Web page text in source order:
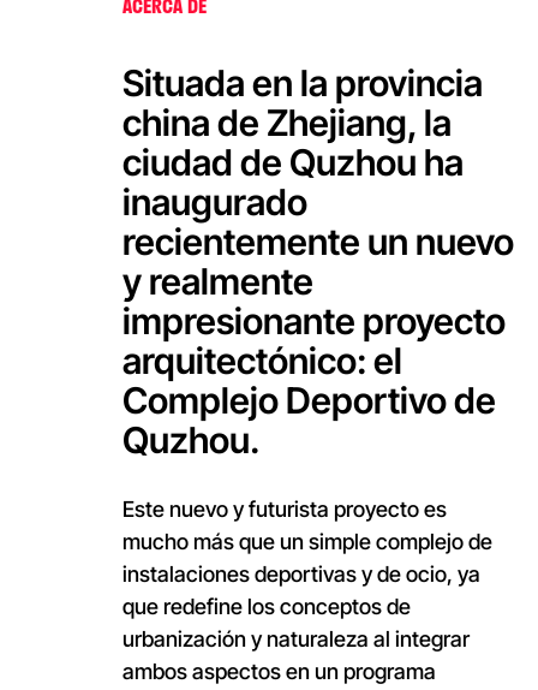
Situada en la provincia
china de Zhejiang, la
ciudad de Quzhou ha
inaugurado
recientemente un nuevo
y realmente
impresionante proyecto
arquitectónico: el
Complejo Deportivo de
Quzhou.
Este nuevo y futurista proyecto es
mucho más que un simple complejo de
instalaciones deportivas y de ocio, ya
que redefine los conceptos de
urbanización y naturaleza al integrar
ambos aspectos en un programa